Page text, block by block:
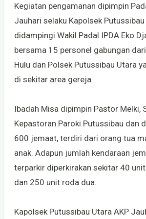
Kegiatan pengamanan dipimpin
Jauhari selaku Kapolsek Putussibau
didampingi Wakil Padal IPDA Eko
bersama 15 personel gabungan
Hulu dan Polsek Putussibau Utara
di sekitar area gereja.
Ibadah Misa dipimpin Pastor Melki,
Kepastoran Paroki Putussibau dan
600 jemaat, terdiri dari orang tua
anak. Adapun jumlah kendaraan
terparkir diperkirakan sekitar 40
dan 250 unit roda dua.
Kapolsek Putussibau Utara AKP